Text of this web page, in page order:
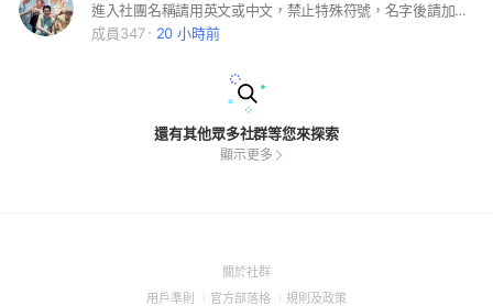
進入社團名稱請用英文或中文，禁止特殊符號，名字後請加入自擔的符號（🦅凡🐷訓🐕‍🦺馬🦊嚴🐶安😍團粉）
成員347
20 小時前
還有其他眾多社群等您來探索
顯示更多
關於社群(Open
用戶準則 (Open
官方部落格 (Open
規則及政策(Open